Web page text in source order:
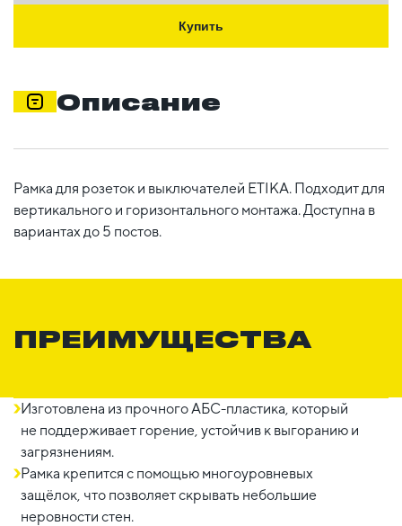
Купить
Описание
Рамка для розеток и выключателей ETIKA. Подходит для
вертикального и горизонтального монтажа. Доступна в
вариантах до 5 постов.
ПРЕИМУЩЕСТВА
Изготовлена из прочного АБС-пластика, который
не поддерживает горение, устойчив к выгоранию и
загрязнениям.
Рамка крепится с помощью многоуровневых
защёлок, что позволяет скрывать небольшие
неровности стен.